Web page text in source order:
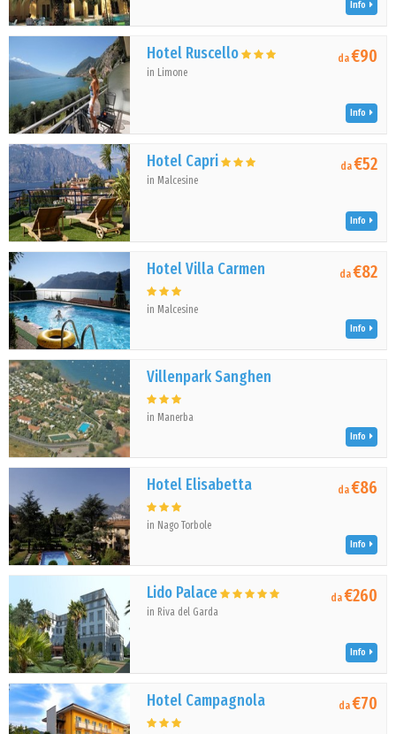
Info
Hotel Ruscello
in Limone
da€90
Info
Hotel Capri
in Malcesine
da€52
Info
Hotel Villa Carmen
in Malcesine
da€82
Info
Villenpark Sanghen
in Manerba
Info
Hotel Elisabetta
in Nago Torbole
da€86
Info
Lido Palace
in Riva del Garda
da€260
Info
Hotel Campagnola da€70